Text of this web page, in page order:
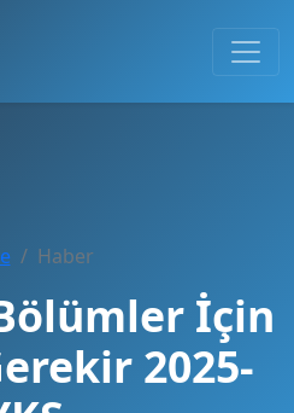
Haber
İçin
2025-